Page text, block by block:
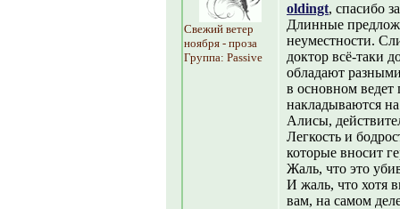
Свежий ветер
ноября - проза
Группа: Passive
oldingt, спасибо
Длинные
неуместности.
доктор всё-таки
обладают
в основном ведет
накладываются
Алисы,
Легкость и
которые вносит
Жаль, что это
И жаль, что хотя
вам, на самом